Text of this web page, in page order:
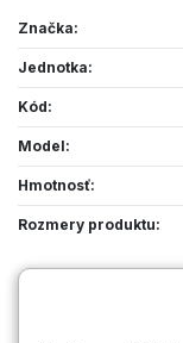
Značka:
Jednotka:
Kód:
Model:
Hmotnosť:
Rozmery produktu: